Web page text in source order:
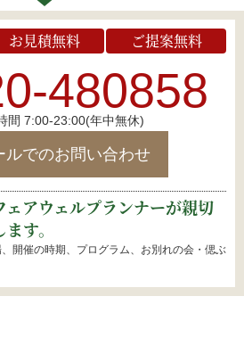
お見積無料 ご提案無料
480858
間 7:00-23:00(年中無休)
ルでのお問い合わせ
アウェルプランナーが親切
す。
開催の時期、プログラム、お別れの会・偲ぶ